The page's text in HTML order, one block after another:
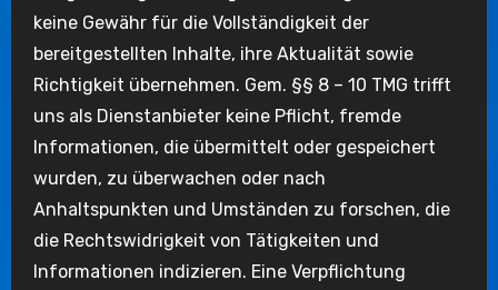
keine Gewähr für die Vollständigkeit der
bereitgestellten Inhalte, ihre Aktualität sowie
Richtigkeit übernehmen. Gem. §§ 8 – 10 TMG trifft
uns als Dienstanbieter keine Pflicht, fremde
Informationen, die übermittelt oder gespeichert
wurden, zu überwachen oder nach
Anhaltspunkten und Umständen zu forschen, die
die Rechtswidrigkeit von Tätigkeiten und
Informationen indizieren. Eine Verpflichtung